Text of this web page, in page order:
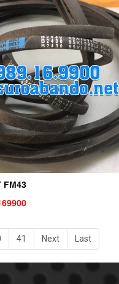
FM43
41 Next
Last